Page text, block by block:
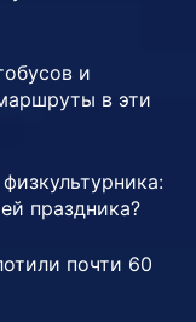
и
в эти
праздника?
почти 60